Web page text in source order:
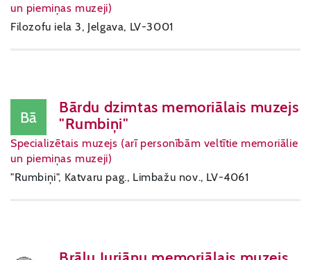
un piemiņas muzeji)
Filozofu iela 3, Jelgava, LV-3001
Bā
Bārdu dzimtas memoriālais muzejs
"Rumbiņi"
Specializētais muzejs (arī personībām veltītie memoriālie
un piemiņas muzeji)
"Rumbiņi", Katvaru pag., Limbažu nov., LV-4061